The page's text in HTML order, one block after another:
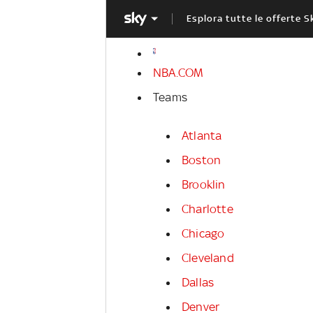
Esplora tutte le offerte
NBA.COM
Teams
Atlanta
Boston
Brooklin
Charlotte
Chicago
Cleveland
Dallas
Denver